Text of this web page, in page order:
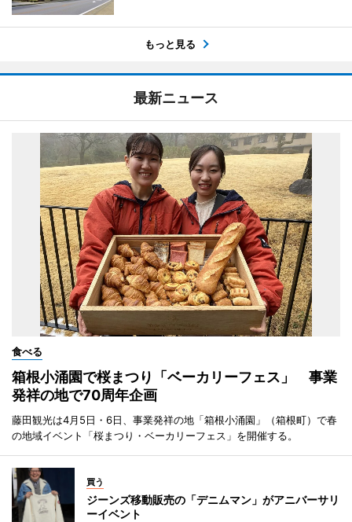
もっと見る
最新ニュース
食べる
箱根小涌園で桜まつり「ベーカリーフェス」 事業
発祥の地で70周年企画
藤田観光は4月5日・6日、事業発祥の地「箱根小涌園」（箱根町）で春
の地域イベント「桜まつり・ベーカリーフェス」を開催する。
買う
ジーンズ移動販売の「デニムマン」がアニバーサリ
ーイベント